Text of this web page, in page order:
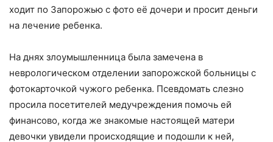
ходит по Запорожью с фото её дочери и просит деньги
на лечение ребенка.
На днях злоумышленница была замечена в
неврологическом отделении запорожской больницы с
фотокарточкой чужого ребенка. Псевдомать слезно
просила посетителей медучреждения помочь ей
финансово, когда же знакомые настоящей матери
девочки увидели происходящие и подошли к ней,